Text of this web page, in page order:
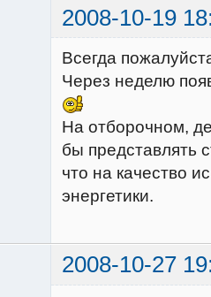
2008-10-19
Всегда
Через неделю
На отборочном,
бы представлять
что на качество
энергетики.
2008-10-27